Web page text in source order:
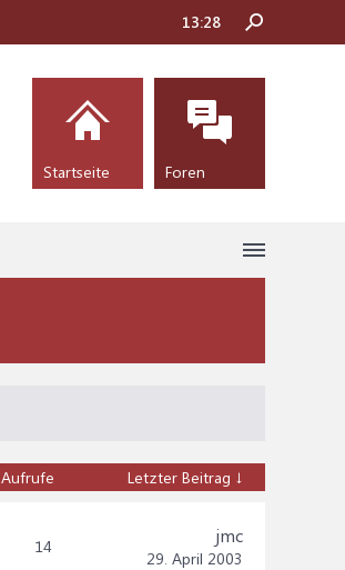
Aufrufe Letzter Beitrag ↓
14 jmc
29. April 2003
13:28
Startseite Foren